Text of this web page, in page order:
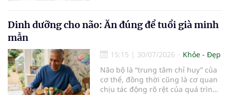
cho các hoạt động tập luyện
thường trở thành một thách thức
Dinh dưỡng cho não: Ăn đúng để tuổi già minh
mẫn
15:15 | 30/07/2026
Khỏe - Đẹp
Não bộ là “trung tâm chỉ huy” của
cơ thể, đồng thời cũng là cơ quan
chịu tác động rõ rệt của quá trình